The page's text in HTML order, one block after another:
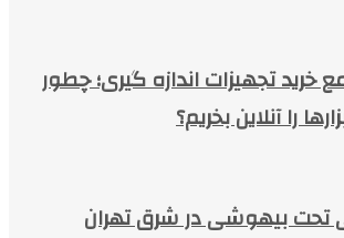
خرید تجهیزات اندازه گیری؛ چطور
را آنلاین بخریم؟
تحت بیهوشی در شرق تهران